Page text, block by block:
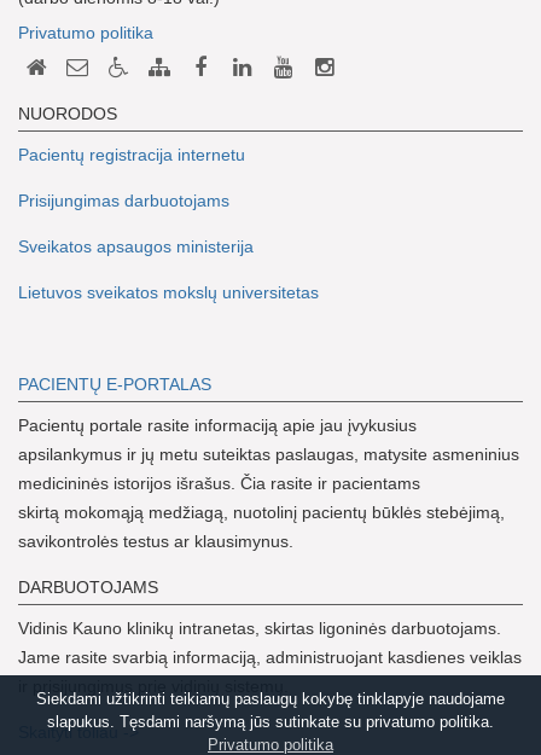
Siekdami užtikrinti teikiamų paslaugų kokybę tinklapyje naudojame
slapukus. Tęsdami naršymą jūs sutinkate su privatumo politika.
Privatumo politika
Privatumo politika
NUORODOS
Pacientų registracija internetu
Prisijungimas darbuotojams
Sveikatos apsaugos ministerija
Lietuvos sveikatos mokslų universitetas
PACIENTŲ E-PORTALAS
Pacientų portale rasite informaciją apie jau įvykusius
apsilankymus ir jų metu suteiktas paslaugas, matysite asmeninius
medicininės istorijos išrašus. Čia rasite ir pacientams
skirtą mokomąją medžiagą, nuotolinį pacientų būklės stebėjimą,
savikontrolės testus ar klausimynus.
DARBUOTOJAMS
Vidinis Kauno klinikų intranetas, skirtas ligoninės darbuotojams.
Jame rasite svarbią informaciją, administruojant kasdienes veiklas
Skaityti toliau ->